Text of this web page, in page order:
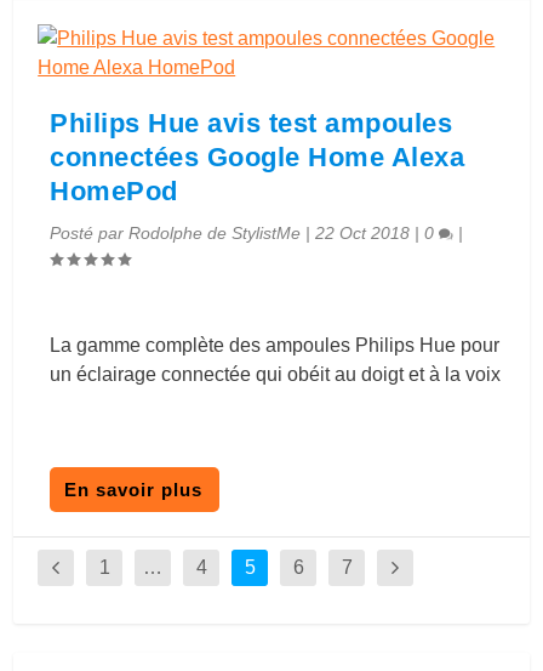
Philips Hue avis test ampoules
connectées Google Home Alexa
HomePod
Posté parRodolphe de StylistMe |22 Oct 2018 |0 |
La gamme complète des ampoules Philips Hue pour
un éclairage connectée qui obéit au doigt et à la voix
En savoir plus
1 … 4 5 6 7